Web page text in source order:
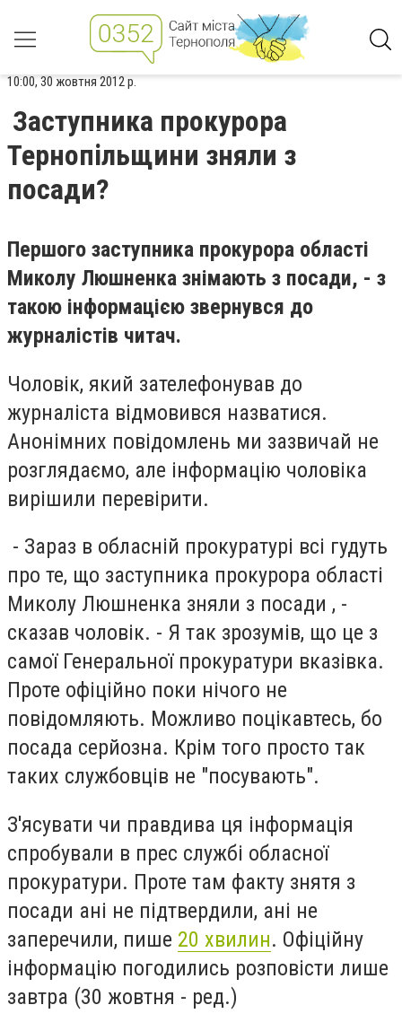
10:00, 30 жовтня 2012 р.
Заступника прокурора
Тернопільщини зняли з
посади?
Першого заступника прокурора області
Миколу Люшненка знімають з посади, - з
такою інформацією звернувся до
журналістів читач.
Чоловік, який зателефонував до
журналіста відмовився назватися.
Анонімних повідомлень ми зазвичай не
розглядаємо, але інформацію чоловіка
вирішили перевірити.
- Зараз в обласній прокуратурі всі гудуть
про те, що заступника прокурора області
Миколу Люшненка зняли з посади , -
сказав чоловік. - Я так зрозумів, що це з
самої Генеральної прокуратури вказівка.
Проте офіційно поки нічого не
повідомляють. Можливо поцікавтесь, бо
посада серйозна. Крім того просто так
таких службовців не "посувають".
З'ясувати чи правдива ця інформація
спробували в прес службі обласної
прокуратури. Проте там факту знятя з
посади ані не підтвердили, ані не
заперечили, пише 20 хвилин. Офіційну
інформацію погодились розповісти лише
завтра (30 жовтня - ред.)